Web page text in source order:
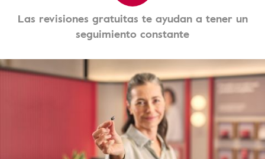
Las revisiones gratuitas te ayudan a tener un
seguimiento constante